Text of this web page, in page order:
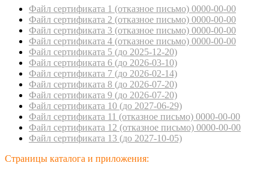
Файл сертификата 1 (отказное пиcьмо) 0000-00-00
Файл сертификата 2 (отказное пиcьмо) 0000-00-00
Файл сертификата 3 (отказное пиcьмо) 0000-00-00
Файл сертификата 4 (отказное пиcьмо) 0000-00-00
Файл сертификата 5 (до 2025-12-20)
Файл сертификата 6 (до 2026-03-10)
Файл сертификата 7 (до 2026-02-14)
Файл сертификата 8 (до 2026-07-20)
Файл сертификата 9 (до 2026-07-20)
Файл сертификата 10 (до 2027-06-29)
Файл сертификата 11 (отказное пиcьмо) 0000-00-00
Файл сертификата 12 (отказное пиcьмо) 0000-00-00
Файл сертификата 13 (до 2027-10-05)
Страницы каталога и приложения: